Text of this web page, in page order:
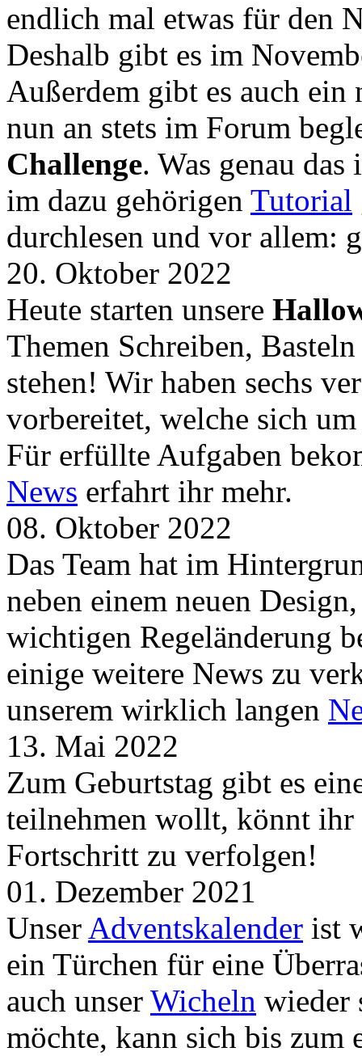
endlich mal etwas für den
Deshalb gibt es im
Außerdem gibt es auch ein
nun an stets im Forum
Challenge. Was genau
im dazu gehörigen Tutorial
durchlesen und vor allem:
20. Oktober 2022
Heute starten unsere
Themen Schreiben,
stehen! Wir haben sechs
vorbereitet, welche sich
Für erfüllte Aufgaben
News erfahrt ihr mehr.
08. Oktober 2022
Das Team hat im
neben einem neuen
wichtigen Regeländerung
einige weitere News zu
unserem wirklich langen
13. Mai 2022
Zum Geburtstag gibt es
teilnehmen wollt, könnt
Fortschritt zu verfolgen!
01. Dezember 2021
Unser Adventskalender ist
ein Türchen für eine
auch unser Wicheln wieder
möchte, kann sich bis